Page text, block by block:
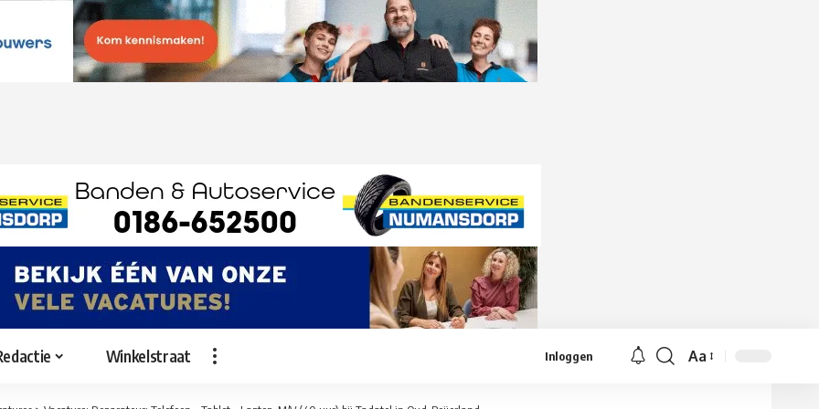
Winkelstraat Inloggen
Lettergrootte
Aa